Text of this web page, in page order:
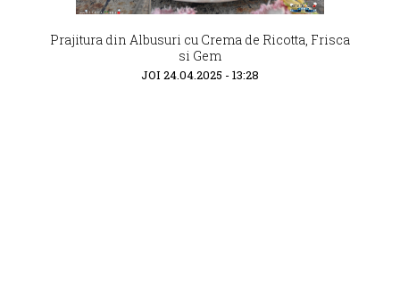
Prajitura din Albusuri cu Crema de Ricotta, Frisca
si Gem
JOI 24.04.2025 - 13:28